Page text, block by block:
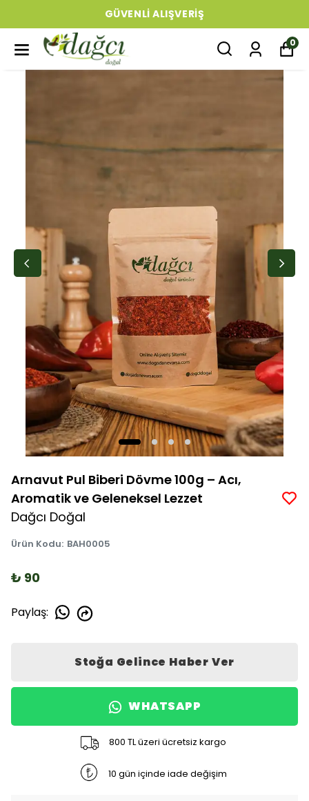
GÜVENLI ALIŞVERIŞ
0
Arnavut Pul Biberi Dövme 100g – Acı,
Aromatik ve Geleneksel Lezzet
Dağcı Doğal
Ürün Kodu: BAH0005
₺ 90
Paylaş:
Stoğa Gelince Haber Ver
WHATSAPP
800 TL üzeri ücretsiz kargo
10 gün içinde iade değişim